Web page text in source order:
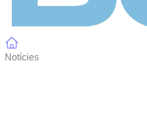
Notícies